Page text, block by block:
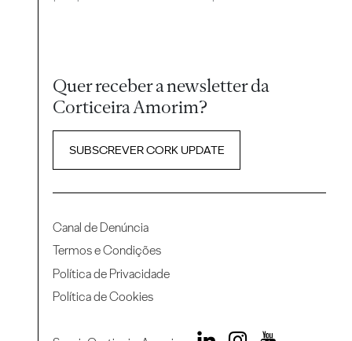
Quer receber a newsletter da
Corticeira Amorim?
SUBSCREVER CORK UPDATE
Canal de Denúncia
Termos e Condições
Política de Privacidade
Política de Cookies